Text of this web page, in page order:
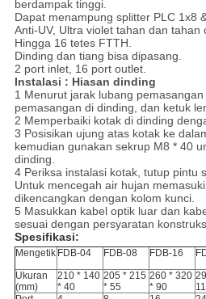
berdampak tinggi.
Dapat menampung splitter PLC 1x8
Anti-UV, Ultra violet tahan dan tahan
Hingga 16 tetes FTTH.
Dinding dan tiang bisa dipasang.
2 port inlet, 16 port outlet.
Instalasi : Hiasan dinding
1 Menurut jarak lubang
pemasangan di dinding, dan ketuk
2 Memperbaiki kotak di dinding
3 Posisikan ujung atas kotak ke
kemudian gunakan sekrup M8 * 40
dinding.
4 Periksa instalasi kotak, tutup pintu
Untuk mencegah air hujan
dikencangkan dengan kolom kunci.
5 Masukkan kabel optik luar dan
sesuai dengan persyaratan
Spesifikasi:
Mengetik FDB-04 FDB-08 FDB-16
Ukuran
(mm)
210 * 140
* 40
205 * 215
* 55
260 * 320
* 90